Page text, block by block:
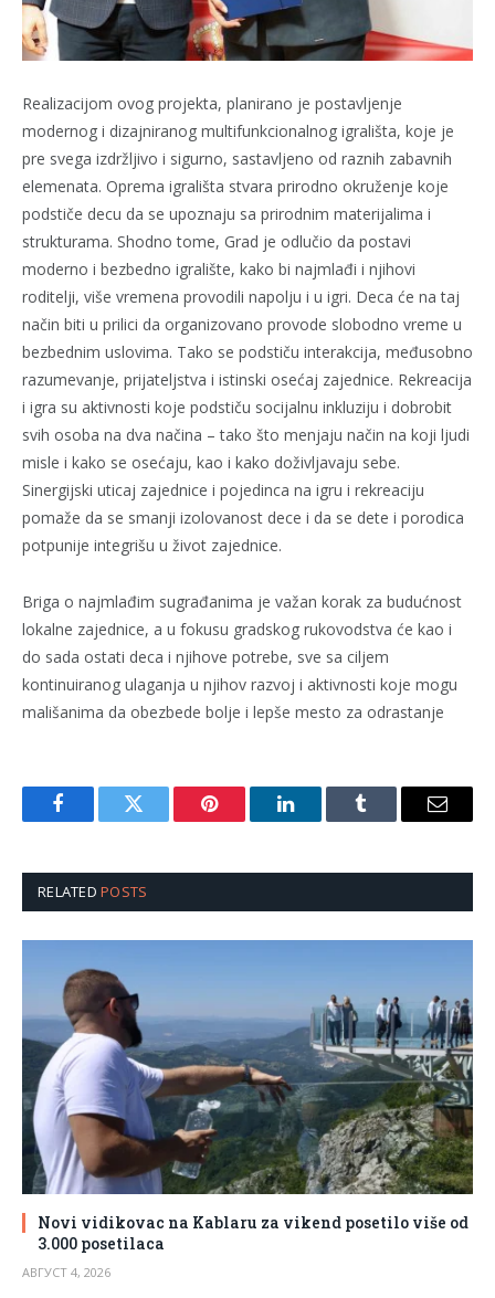
Realizacijom ovog projekta, planirano je postavljenje
modernog i dizajniranog multifunkcionalnog igrališta, koje je
pre svega izdržljivo i sigurno, sastavljeno od raznih zabavnih
elemenata. Oprema igrališta stvara prirodno okruženje koje
podstiče decu da se upoznaju sa prirodnim materijalima i
strukturama. Shodno tome, Grad je odlučio da postavi
moderno i bezbedno igralište, kako bi najmlađi i njihovi
roditelji, više vremena provodili napolju i u igri. Deca će na taj
način biti u prilici da organizovano provode slobodno vreme u
bezbednim uslovima. Tako se podstiču interakcija, međusobno
razumevanje, prijateljstva i istinski osećaj zajednice. Rekreacija
i igra su aktivnosti koje podstiču socijalnu inkluziju i dobrobit
svih osoba na dva načina – tako što menjaju način na koji ljudi
misle i kako se osećaju, kao i kako doživljavaju sebe.
Sinergijski uticaj zajednice i pojedinca na igru i rekreaciju
pomaže da se smanji izolovanost dece i da se dete i porodica
potpunije integrišu u život zajednice.
Briga o najmlađim sugrađanima je važan korak za budućnost
lokalne zajednice, a u fokusu gradskog rukovodstva će kao i
do sada ostati deca i njihove potrebe, sve sa ciljem
kontinuiranog ulaganja u njihov razvoj i aktivnosti koje mogu
mališanima da obezbede bolje i lepše mesto za odrastanje
FacebookTwitter Pinterest LinkedInTumblr Email
RELATEDPOSTS
Novi vidikovac na Kablaru za vikend posetilo više od
3.000 posetilaca
АВГУСТ 4, 2026